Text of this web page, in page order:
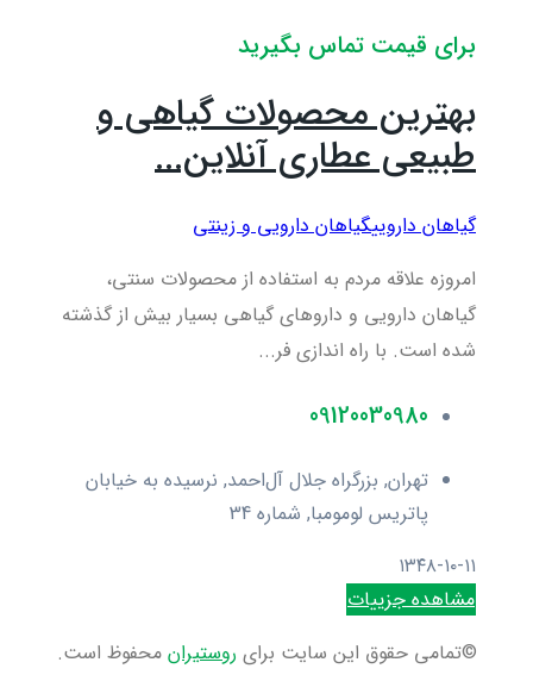
برای قیمت تماس بگیرید
بهترین محصولات گیاهی و
طبیعی عطاری آنلاین...
گیاهان داروییگیاهان دارویی و زینتی
امروزه علاقه مردم به استفاده از محصولات سنتی،
گیاهان دارویی و داروهای گیاهی بسیار بیش از گذشته
شده است. با راه اندازی فر...
09120030980
تهران, بزرگراه جلال آل‌احمد, نرسیده به خیابان
پاتریس لومومبا, شماره 34
۱۳۴۸-۱۰-۱۱
مشاهده جزییات
©تمامی حقوق این سایت برای روستیران محفوظ است.